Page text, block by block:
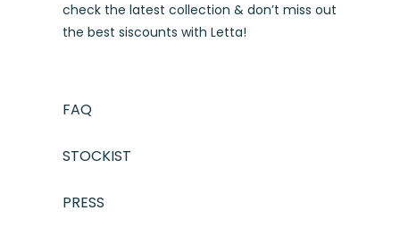
check the latest collection & don’t miss out
the best siscounts with Letta!
FAQ
STOCKIST
PRESS